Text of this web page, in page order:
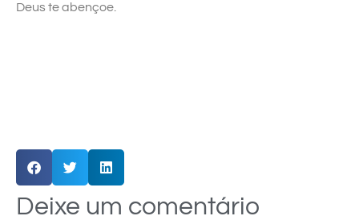
Deus te abençoe.
Deixe um comentário